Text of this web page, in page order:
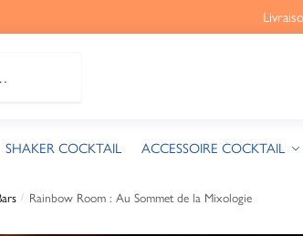
SHAKER COCKTAIL ACCESSOIRE COCKTAIL
/ Rainbow Room : Au Sommet de la Mixologie